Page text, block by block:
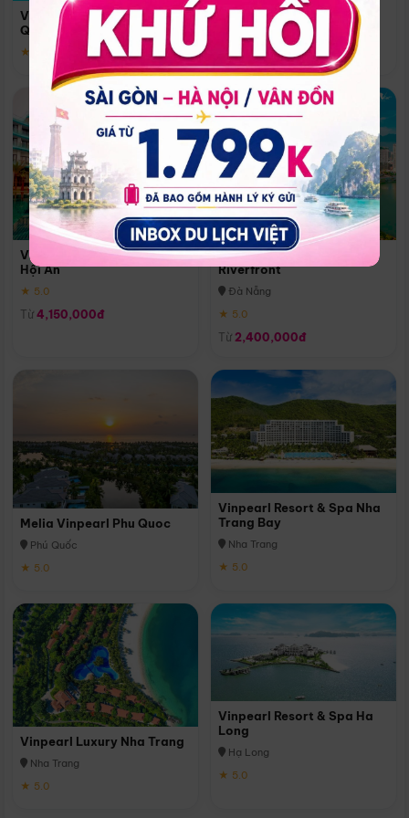
Vinpearl Resort & Spa Phu
Quoc
★ 5.0
Quoc
Phú Quốc
★ 5.0
Vinpearl Resort & Golf Nam
Hội An
★ 5.0
Từ 4,150,000đ
Melia Vinpearl Danang
Riverfront
Đà Nẵng
★ 5.0
Từ 2,400,000đ
Melia Vinpearl Phu Quoc
Phú Quốc
★ 5.0
Vinpearl Resort & Spa Nha
Trang Bay
Nha Trang
★ 5.0
Vinpearl Luxury Nha Trang
Nha Trang
★ 5.0
Vinpearl Resort & Spa Ha
Long
Hạ Long
★ 5.0